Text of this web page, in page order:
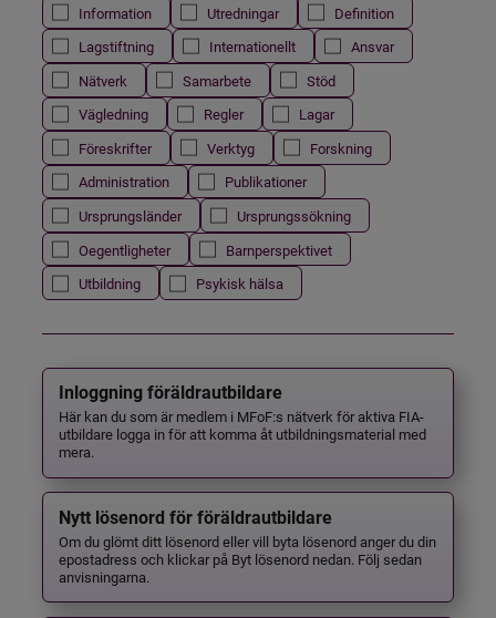
Information Utredningar
Definition
Lagstiftning
Internationellt
Ansvar
Nätverk
Samarbete
Stöd
Vägledning
Regler
Lagar
Föreskrifter
Verktyg
Forskning
Administration
Publikationer
Ursprungsländer
Ursprungssökning
Oegentligheter
Barnperspektivet
Utbildning
Psykisk hälsa
Inloggning föräldrautbildare
Här kan du som är medlem i MFoF:s nätverk för aktiva FIA-
utbildare logga in för att komma åt utbildningsmaterial med
mera.
Nytt lösenord för föräldrautbildare
Om du glömt ditt lösenord eller vill byta lösenord anger du din
epostadress och klickar på Byt lösenord nedan. Följ sedan
anvisningarna.